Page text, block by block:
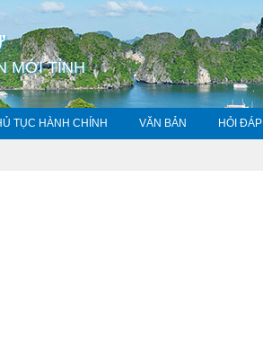
MỚI TỈNH
TỤC HÀNH CHÍNH VĂN BẢN HỎI ĐÁP